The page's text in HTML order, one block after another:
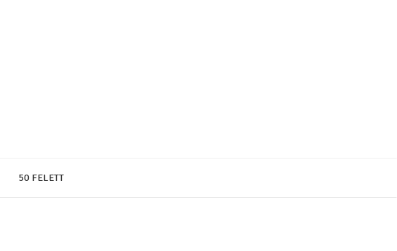
50 FELETT